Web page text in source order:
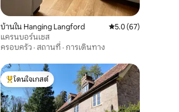
บ้านใน Hanging Langford คะแนนเฉลี่ย 5.0 จาก
5.0 (67)
แครนบอร์นเชส
ครอบครัว · สถานที่ · การเดินทาง
โดนใจเกสต์ที่สุด
โดนใจเกสต์